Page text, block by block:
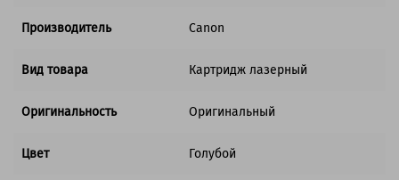
Производитель Canon
Вид товара Картридж лазерный
Оригинальность Оригинальный
Цвет Голубой